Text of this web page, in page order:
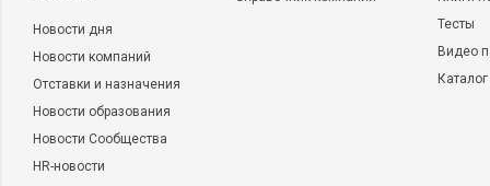
Новости дня
Новости компаний
Отставки и назначения
Новости образования
Новости Сообщества
HR-новости
Тесты
Видео